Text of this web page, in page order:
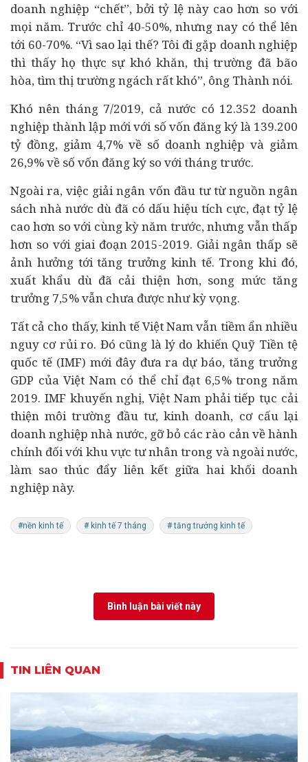
doanh nghiệp “chết”, bởi tỷ lệ này cao hơn so với
mọi năm. Trước chỉ 40-50%, nhưng nay có thể lên
tới 60-70%. “Vì sao lại thế? Tôi đi gặp doanh nghiệp
thì thấy họ thực sự khó khăn, thị trường đã bão
hòa, tìm thị trường ngách rất khó”, ông Thành nói.
Khó nên tháng 7/2019, cả nước có 12.352 doanh
nghiệp thành lập mới với số vốn đăng ký là 139.200
tỷ đồng, giảm 4,7% về số doanh nghiệp và giảm
26,9% về số vốn đăng ký so với tháng trước.
Ngoài ra, việc giải ngân vốn đầu tư từ nguồn ngân
sách nhà nước dù đã có dấu hiệu tích cực, đạt tỷ lệ
cao hơn so với cùng kỳ năm trước, nhưng vẫn thấp
hơn so với giai đoạn 2015-2019. Giải ngân thấp sẽ
ảnh hưởng tới tăng trưởng kinh tế. Trong khi đó,
xuất khẩu dù đã cải thiện hơn, song mức tăng
trưởng 7,5% vẫn chưa được như kỳ vọng.
Tất cả cho thấy, kinh tế Việt Nam vẫn tiềm ẩn nhiều
nguy cơ rủi ro. Đó cũng là lý do khiến Quỹ Tiền tệ
quốc tế (IMF) mới đây đưa ra dự báo, tăng trưởng
GDP của Việt Nam có thể chỉ đạt 6,5% trong năm
2019. IMF khuyến nghị, Việt Nam phải tiếp tục cải
thiện môi trường đầu tư, kinh doanh, cơ cấu lại
doanh nghiệp nhà nước, gỡ bỏ các rào cản về hành
chính đối với khu vực tư nhân trong và ngoài nước,
làm sao thúc đẩy liên kết giữa hai khối doanh
nghiệp này.
#nền kinh tế # kinh tế 7 tháng # tăng trưởng kinh tế
Bình luận bài viết này
TIN LIÊN QUAN